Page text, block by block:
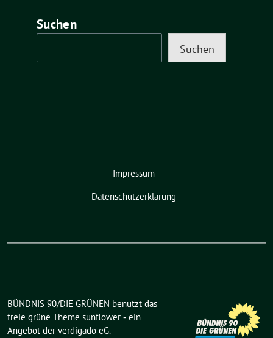
Suchen
Suchen
Impressum
Datenschutzerklärung
BÜNDNIS 90/DIE GRÜNEN benutzt das
freie grüne Theme sunflower ‐ ein
Angebot der verdigado eG.